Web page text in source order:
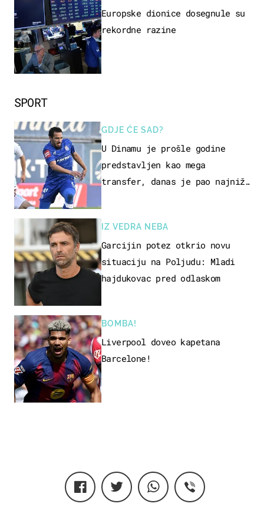
SPORT
GDJE ĆE SAD?
U Dinamu je prošle godine
predstavljen kao mega
transfer, danas je pao najniže
IZ VEDRA NEBA
Garcijin potez otkrio novu
situaciju na Poljudu: Mladi
hajdukovac pred odlaskom
BOMBA!
Liverpool doveo kapetana
Barcelone!
Europske dionice dosegnule su
rekordne razine